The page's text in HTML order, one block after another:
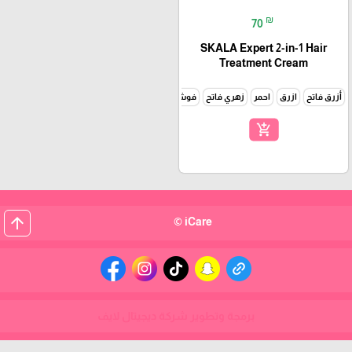
70 ₪
SKALA Expert 2-in-1 Hair
Treatment Cream
أزرق فاتح ازرق احمر زهري فاتح فوشي
add_shopping_cart
iCare ©
arrow_upward